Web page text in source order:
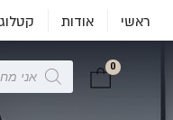
ראשי אודות
0
Products
search